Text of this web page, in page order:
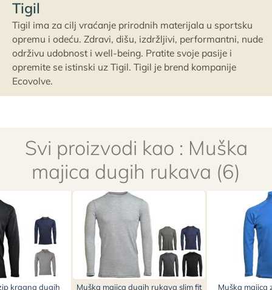
Tigil
Tigil ima za cilj vraćanje prirodnih materijala u sportsku
opremu i odeću. Zdravi, dišu, izdržljivi, performantni, nude
održivu udobnost i well-being. Pratite svoje pasije i
opremite se istinski uz Tigil. Tigil je brend kompanije
Ecovolve.
Svi proizvodi kao : Muška
majica dugih rukava (6)
kragna dugih
Muška majica dugih rukava slim fit
Muška majica